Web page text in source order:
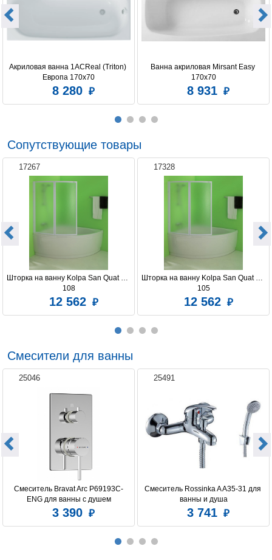
Акриловая ванна 1ACReal (Triton)
Европа 170x70
8 280
Ванна акриловая Mirsant Easy
170х70
8 931
Сопутствующие товары
17267
Шторка на ванну Kolpa San Quat TP
108
12 562
17328
Шторка на ванну Kolpa San Quat TP
105
12 562
Смесители для ванны
25046
Смеситель Bravat Arc P69193C-
ENG для ванны с душем
3 390
25491
Смеситель Rossinka A A35-31 для
ванны и душа
3 741